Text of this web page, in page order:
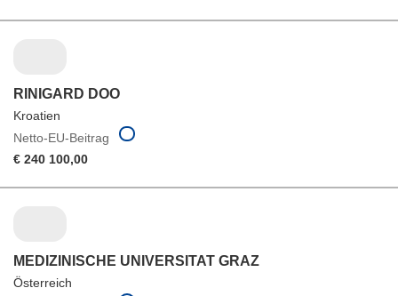
RINIGARD DOO
Kroatien
Netto-EU-Beitrag
€ 240 100,00
MEDIZINISCHE UNIVERSITAT GRAZ
Österreich